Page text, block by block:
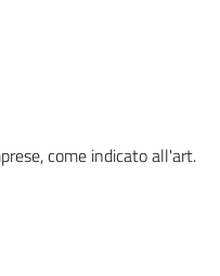
come indicato all'art.